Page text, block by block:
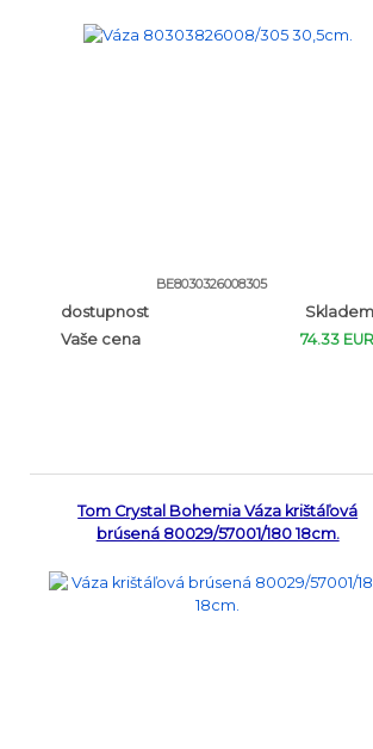
BE8030326008305
dostupnost
Skladem
Vaše cena
74.33 EUR
Tom Crystal Bohemia Váza krištáľová
brúsená 80029/57001/180 18cm.